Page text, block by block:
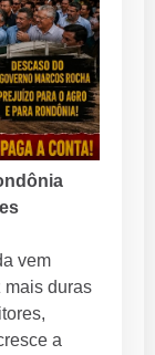
vem
mais duras
a